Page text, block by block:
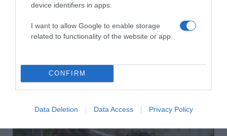
device identifiers in apps.
I want to allow Google to enable storage
related to functionality of the website or app.
CONFIRM
Data Deletion Data Access Privacy Policy
Címkék: minőség,Royal Homes Exclusive
Keszthely ingatlan,ingatlankínálat
HASONLÓ BEJEGYZÉSEK